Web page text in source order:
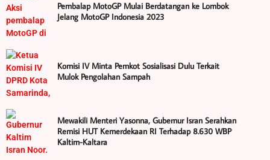
Pembalap MotoGP Mulai Berdatangan ke Lombok
Jelang MotoGP Indonesia 2023
Komisi IV Minta Pemkot Sosialisasi Dulu Terkait
Mulok Pengolahan Sampah
Mewakili Menteri Yasonna, Gubernur Isran Serahkan
Remisi HUT Kemerdekaan RI Terhadap 8.630 WBP
Kaltim-Kaltara